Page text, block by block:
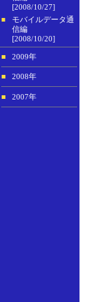
[2008/10/27]
■
モバイルデータ通
信編
[2008/10/20]
■ 2009年
■ 2008年
■ 2007年